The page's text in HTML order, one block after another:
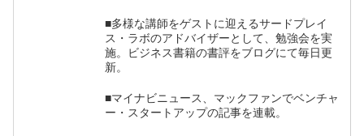
■多様な講師をゲストに迎えるサードプレイ
ス・ラボのアドバイザーとして、勉強会を実
施。ビジネス書籍の書評をブログにて毎日更
新。
■マイナビニュース、マックファンでベンチャ
ー・スタートアップの記事を連載。